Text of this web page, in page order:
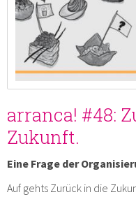
arranca! #48:
Zukunft.
Eine Frage der
Auf gehts Zurück in die